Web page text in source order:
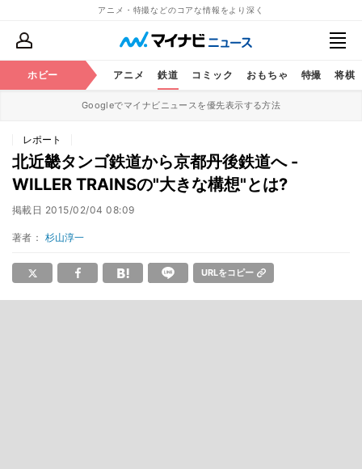
アニメ・特撮などのコアな情報をより深く
ホビー アニメ 鉄道 コミック おもちゃ 特撮 将棋
Googleでマイナビニュースを優先表示する方法
レポート
北近畿タンゴ鉄道から京都丹後鉄道へ -
WILLER TRAINSの"大きな構想"とは?
掲載日 2015/02/04 08:09
著者： 杉山淳一
URLをコピー